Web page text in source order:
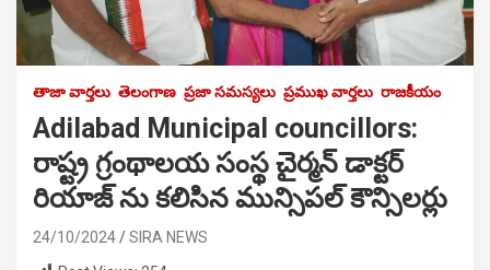
తాజా వార్తలు తెలంగాణ ప్రజా సమస్యలు ప్రముఖ వార్తలు రాజకీయం
Adilabad Municipal councillors:
రాష్ట్ర గ్రంథాలయ సంస్థ‌ చైర్మన్ డాక్టర్
రియాజ్ ను క‌లిసిన మున్సిపల్ కౌన్సిలర్లు
24/10/2024
SIRA NEWS